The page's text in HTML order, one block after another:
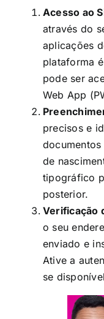
Acesso ao
através do
aplicações
plataforma
pode ser
Web App
precisos e
de
tipográfico
posterior.
Verificação
o seu
enviado e
Ative a
se